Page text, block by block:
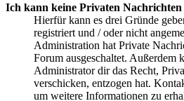
Ich kann keine Privaten Nachrichten
Hierfür kann es drei Gründe
registriert und / oder nicht
Administration hat Private
Forum ausgeschaltet. Außerdem
Administrator dir das Recht,
verschicken, entzogen hat.
um weitere Informationen zu